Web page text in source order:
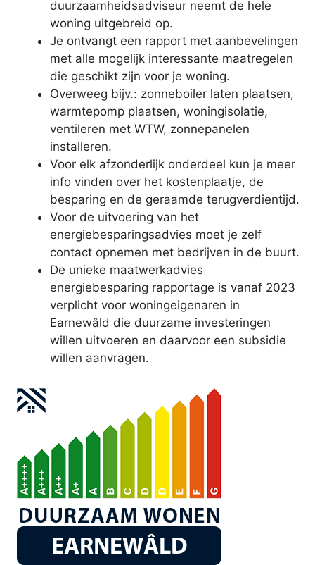
duurzaamheidsadviseur neemt de hele
woning uitgebreid op.
Je ontvangt een rapport met aanbevelingen
met alle mogelijk interessante maatregelen
die geschikt zijn voor je woning.
Overweeg bijv.: zonneboiler laten plaatsen,
warmtepomp plaatsen, woningisolatie,
ventileren met WTW, zonnepanelen
installeren.
Voor elk afzonderlijk onderdeel kun je meer
info vinden over het kostenplaatje, de
besparing en de geraamde terugverdientijd.
Voor de uitvoering van het
energiebesparingsadvies moet je zelf
contact opnemen met bedrijven in de buurt.
De unieke maatwerkadvies
energiebesparing rapportage is vanaf 2023
verplicht voor woningeigenaren in
Earnewâld die duurzame investeringen
willen uitvoeren en daarvoor een subsidie
willen aanvragen.